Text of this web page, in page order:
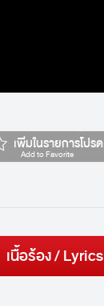
เพิ่มในรายการโปรด
Add to Favorite
เนื้อร้อง / Lyrics